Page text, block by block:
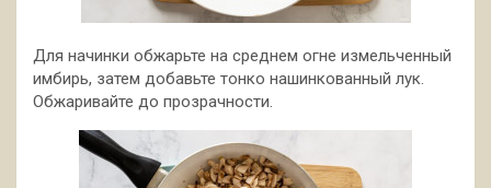
Для начинки обжарьте на среднем огне измельченный
имбирь, затем добавьте тонко нашинкованный лук.
Обжаривайте до прозрачности.